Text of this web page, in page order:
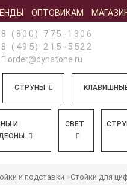
ОПТОВИКАМ
8 (800) 775-1306
8 (495) 215-5522
order@dynatone.ru
СТРУНЫ
И
СВЕТ
и подставки Стойки для